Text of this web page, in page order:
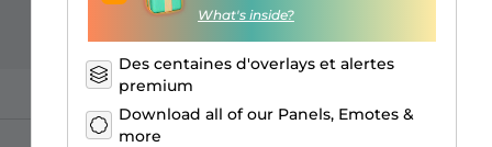
What's inside?
Des centaines d'overlays et alertes
premium
Download all of our Panels, Emotes &
more